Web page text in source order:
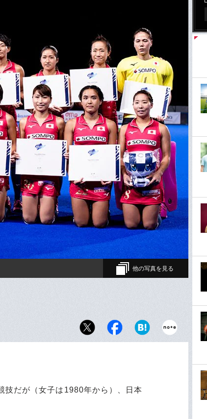
他の写真を見る
だが（女子は1980年から）、日本